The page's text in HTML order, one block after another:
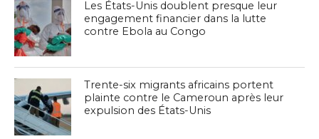
Les États-Unis doublent presque leur
engagement financier dans la lutte
contre Ebola au Congo
Trente-six migrants africains portent
plainte contre le Cameroun après leur
expulsion des États-Unis